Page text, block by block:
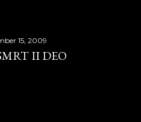
15, 2009
II DEO